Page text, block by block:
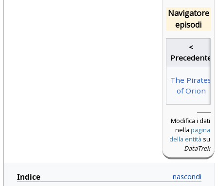
Navigatore
episodi
<
Precedente
The Pirates
of Orion
Modifica i dati
nella pagina
della entità su
DataTrek
Indice